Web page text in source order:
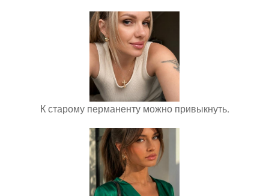
К старому перманенту можно привыкнуть.